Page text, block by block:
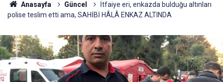
Anasayfa Güncel
İtfaiye eri, enkazda bulduğu altınları
polise teslim etti ama, SAHİBİ HÂLÂ ENKAZ ALTINDA